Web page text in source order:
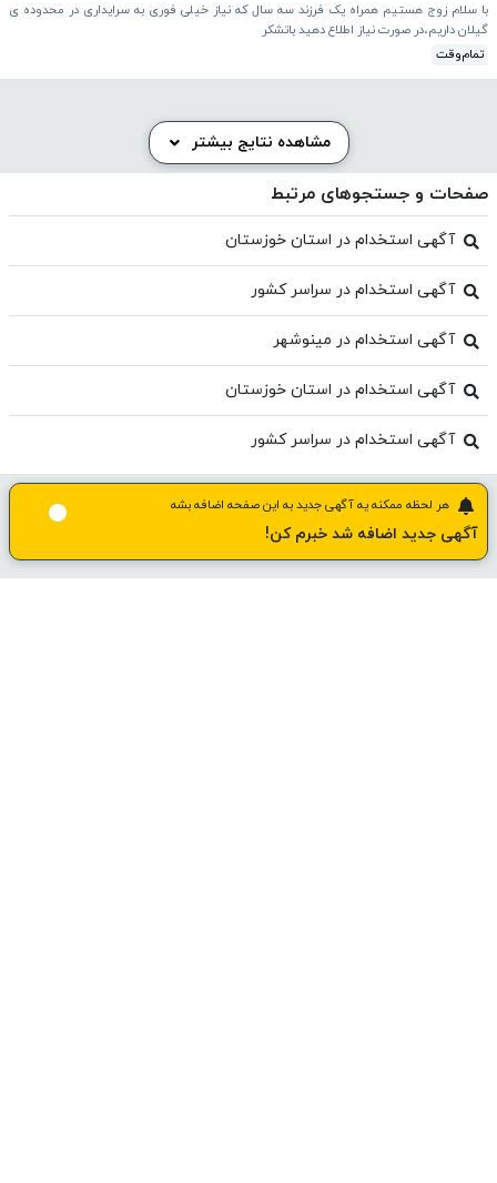
با سلام زوج هستیم همراه یک فرزند سه سال که نیاز خیلی فوری به سرایداری در محدوده ی
گیلان داریم،در صورت نیاز اطلاع دهید باتشکر
تمام‌وقت
مشاهده نتایج بیشتر
صفحات و جستجوهای مرتبط
آگهی استخدام در استان خوزستان
آگهی استخدام در سراسر کشور
آگهی استخدام در مینوشهر
آگهی استخدام در استان خوزستان
آگهی استخدام در سراسر کشور
هر لحظه ممکنه یه آگهی جدید به این صفحه اضافه بشه
آگهی جدید اضافه شد خبرم کن!